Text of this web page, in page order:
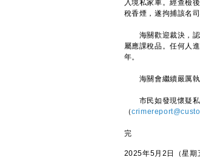
入境私家車。經查檢
稅香煙，遂拘捕該名
海關歡迎裁決，認
屬應課稅品。任何人
年。
海關會繼續嚴厲執
市民如發現懷疑私
（
完
2025年5月2日（星期